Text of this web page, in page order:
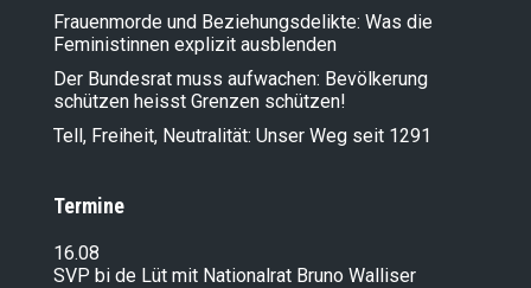
Frauenmorde und Beziehungsdelikte: Was die
Feministinnen explizit ausblenden
Der Bundesrat muss aufwachen: Bevölkerung
schützen heisst Grenzen schützen!
Tell, Freiheit, Neutralität: Unser Weg seit 1291
Termine
16.08
SVP bi de Lüt mit Nationalrat Bruno Walliser